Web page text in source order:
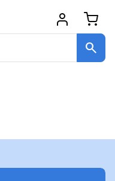
search